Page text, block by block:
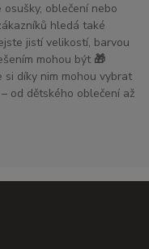
oblečení nebo
hledá také
jistí velikostí, barvou
mohou být 🎁
si díky nim mohou vybrat
od dětského oblečení až